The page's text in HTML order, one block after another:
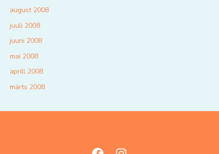
august 2008
juuli 2008
juuni 2008
mai 2008
aprill 2008
märts 2008